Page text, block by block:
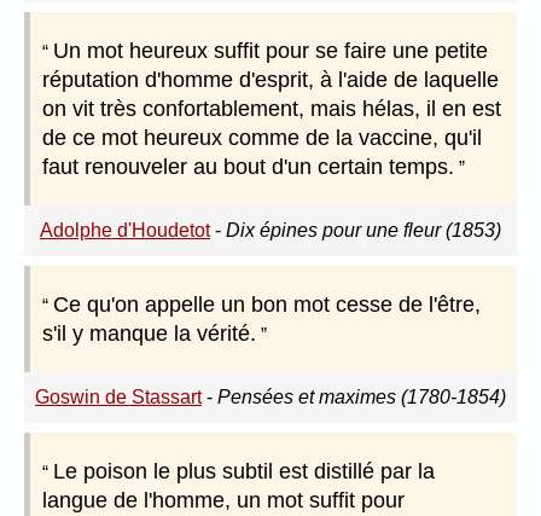
Un mot heureux suffit pour se faire une petite
réputation d'homme d'esprit, à l'aide de laquelle
on vit très confortablement, mais hélas, il en est
de ce mot heureux comme de la vaccine, qu'il
faut renouveler au bout d'un certain temps.
Adolphe d'Houdetot- Dix épines pour une fleur (1853)
Ce qu'on appelle un bon mot cesse de l'être,
s'il y manque la vérité.
Goswin de Stassart- Pensées et maximes (1780-1854)
Le poison le plus subtil est distillé par la
langue de l'homme, un mot suffit pour